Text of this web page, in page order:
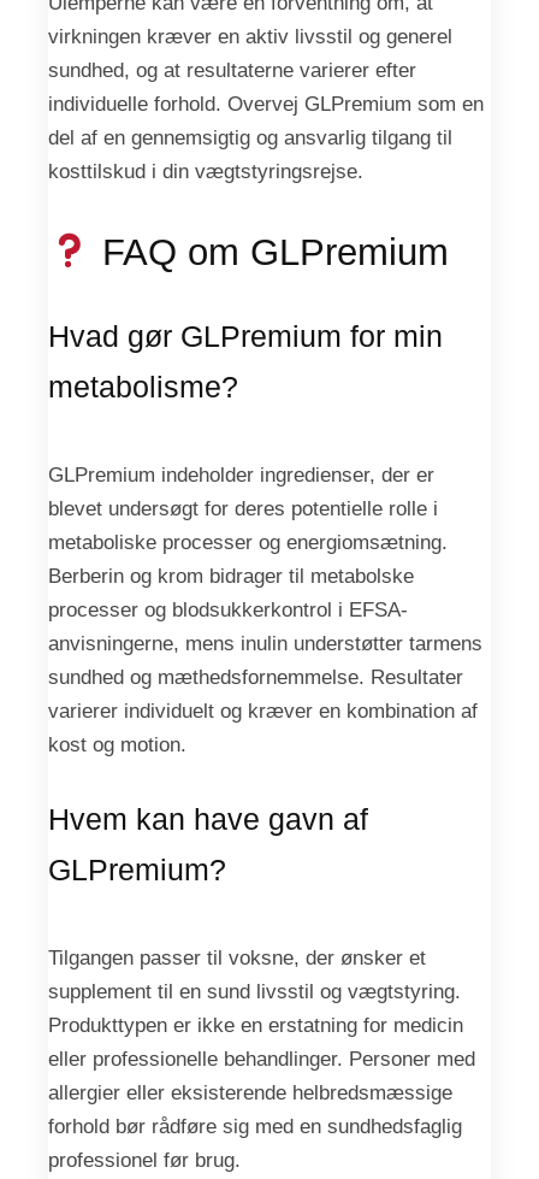
virkningen kræver en aktiv livsstil og generel
sundhed, og at resultaterne varierer efter
individuelle forhold. Overvej GLPremium som en
del af en gennemsigtig og ansvarlig tilgang til
kosttilskud i din vægtstyringsrejse.
FAQ om GLPremium
Hvad gør GLPremium for min
metabolisme?
GLPremium indeholder ingredienser, der er
blevet undersøgt for deres potentielle rolle i
metaboliske processer og energiomsætning.
Berberin og krom bidrager til metabolske
processer og blodsukkerkontrol i EFSA-
anvisningerne, mens inulin understøtter tarmens
sundhed og mæthedsfornemmelse. Resultater
varierer individuelt og kræver en kombination af
kost og motion.
Hvem kan have gavn af
GLPremium?
Tilgangen passer til voksne, der ønsker et
supplement til en sund livsstil og vægtstyring.
Produkttypen er ikke en erstatning for medicin
eller professionelle behandlinger. Personer med
allergier eller eksisterende helbredsmæssige
forhold bør rådføre sig med en sundhedsfaglig
professionel før brug.